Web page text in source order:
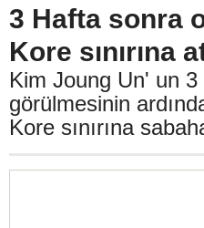
3 Hafta sonra
Kore sınırına
Kim Joung Un' un 3
görülmesinin
Kore sınırına